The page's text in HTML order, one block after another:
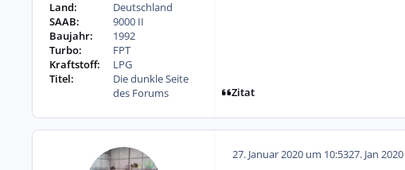
Land:
Deutschland
SAAB:
9000 II
Baujahr:
1992
Turbo:
FPT
Kraftstoff:
LPG
Titel:
Die dunkle Seite
des Forums
Zitat
27. Januar 2020 um 10:5327. Jan 2020